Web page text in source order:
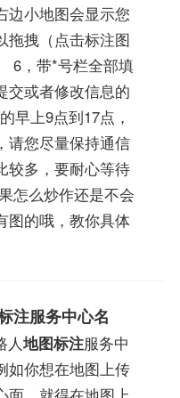
边小地图会显示您
拖拽（点击标注图
6，带*号栏全部填
交或者修改信息的
早上9点到17点，
请您尽量保持通信
较多，要耐心等待
怎么炒作还是不会
图的哦，教你具体
注服务中心名
人地图标注服务中
如你想在地图上传